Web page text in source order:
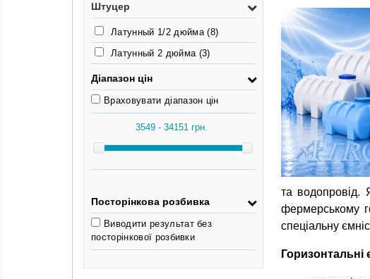
Штуцер
Латунный 1/2 дюйма(8)
Латунный 2 дюйма (3)
Діапазон цін
Враховувати діапазон цін
Посторінкова розбивка
Виводити результат без
посторінкової розбивки
та водопровід.
фермерському
спеціальну
Горизонтальні